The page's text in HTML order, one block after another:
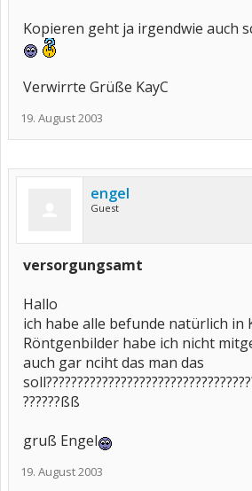
Kopieren geht ja irgendwie auch
Verwirrte Grüße KayC
19. August 2003
engel
Guest
versorgungsamt
Hallo
ich habe alle befunde natürlich in
Röntgenbilder habe ich nicht
auch gar nciht das man das
??????ßß
gruß Engel
19. August 2003